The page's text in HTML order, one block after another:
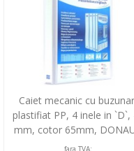
Caiet mecanic cu
plastifiat PP, 4 inele in `D`,
mm, cotor 65mm,
alb
fara TVA: